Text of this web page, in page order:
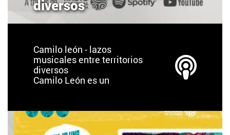
diversos
Camilo león - lazos
musicales entre territorios
diversos
Camilo León es un
Desde los 10 años salió de
Colombia, ha vivido,
estudiado y adquirido